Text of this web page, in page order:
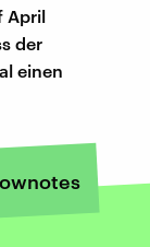
April
der
einen